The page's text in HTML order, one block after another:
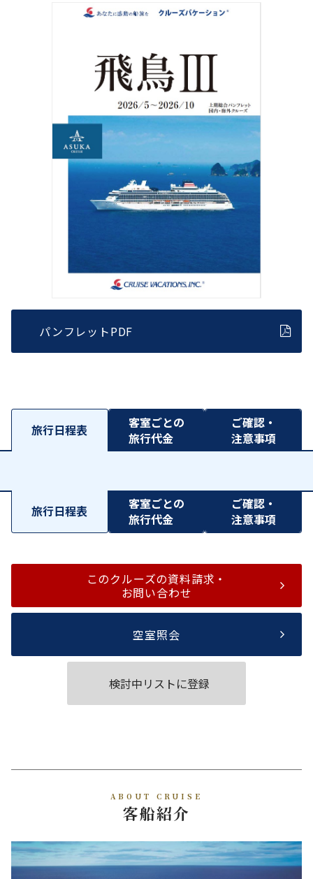
パンフレットPDF
旅行日程表
客室ごとの
旅行代金
ご確認・
注意事項
旅行日程表
客室ごとの
旅行代金
ご確認・
注意事項
このクルーズの資料請求・
お問い合わせ
空室照会
検討中リストに登録
ABOUT CRUISE
客船紹介